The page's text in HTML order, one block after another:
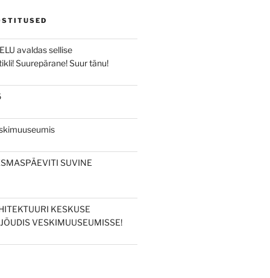
avaldas sellise
Suurepärane! Suur tänu!
SUVINE
KESKUSE
VESKIMUUSEUMISSE!